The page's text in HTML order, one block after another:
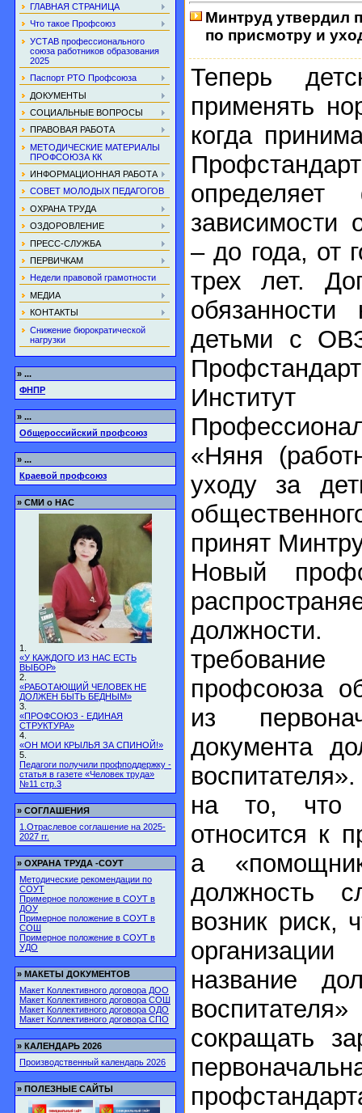
ГЛАВНАЯ СТРАНИЦА
Что такое Профсоюз
УСТАВ профессионального
союза работников образования
2025
Паспорт РТО Профсоюза
ДОКУМЕНТЫ
СОЦИАЛЬНЫЕ ВОПРОСЫ
ПРАВОВАЯ РАБОТА
МЕТОДИЧЕСКИЕ МАТЕРИАЛЫ
ПРОФСОЮЗА КК
ИНФОРМАЦИОННАЯ РАБОТА
СОВЕТ МОЛОДЫХ ПЕДАГОГОВ
ОХРАНА ТРУДА
ОЗДОРОВЛЕНИЕ
ПРЕСС-СЛУЖБА
ПЕРВИЧКАМ
Недели правовой грамотности
МЕДИА
КОНТАКТЫ
Снижение бюрократической
нагрузки
» ...
ФНПР
» ...
Общероссийский профсоюз
» ...
Краевой профсоюз
» СМИ о НАС
1.
«У КАЖДОГО ИЗ НАС ЕСТЬ
ВЫБОР»
2.
«РАБОТАЮЩИЙ ЧЕЛОВЕК НЕ
ДОЛЖЕН БЫТЬ БЕДНЫМ»
3.
«ПРОФСОЮЗ - ЕДИНАЯ
СТРУКТУРА»
4.
«ОН МОИ КРЫЛЬЯ ЗА СПИНОЙ!»
5.
Педагоги получили профподдержку -
статья в газете «Человек труда»
№11 стр.3
» СОГЛАШЕНИЯ
1.Отраслевое соглашение на 2025-
2027 гг.
» ОХРАНА ТРУДА -СОУТ
Методические рекомендации по
СОУТ
Примерное положение в СОУТ в
ДОУ
Примерное положение в СОУТ в
СОШ
Примерное положение в СОУТ в
УДО
» МАКЕТЫ ДОКУМЕНТОВ
Макет Коллективного договора ДОО
Макет Коллективного договора СОШ
Макет Коллективного договора ОДО
Макет Коллективного договора СПО
» КАЛЕНДАРЬ 2026
Производственный календарь 2026
» ПОЛЕЗНЫЕ САЙТЫ
Минтруд утвердил
по присмотру и
Теперь
применять
когда
зависимости
– до года, от
трех лет.
детьми с
«Няня
уходу за
принят
Новый
требование
профсоюза
из
документа
на то, что
относится к
а
должность
возник риск,
название
сокращать